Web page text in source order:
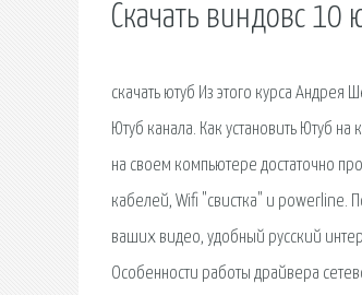
Скачать виндовс 10
скачать ютуб Из этого курса Андрея
Ютуб канала. Как установить Ютуб
на своем компьютере достаточно
кабелей, Wifi "свистка" и powerline.
ваших видео, удобный русский
Особенности работы драйвера